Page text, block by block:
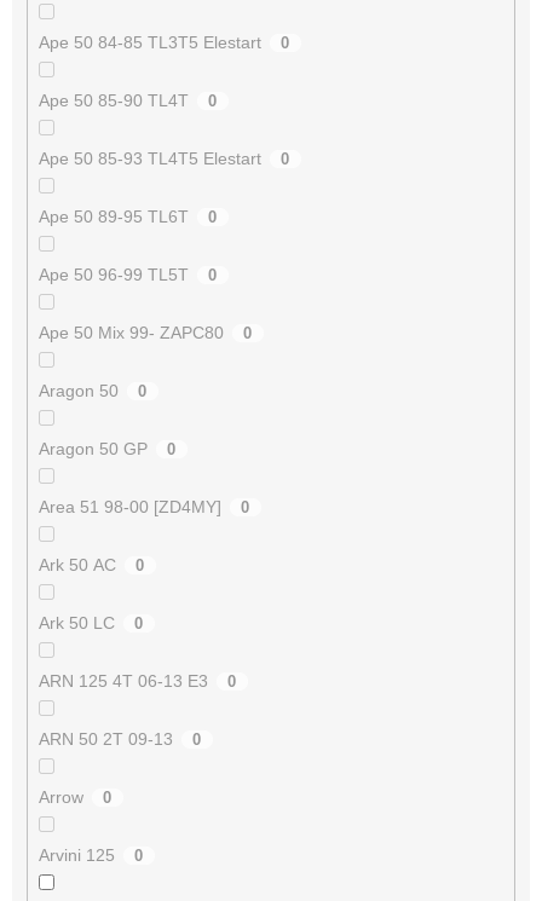
Ape 50 84-85 TL3T5 Elestart 0
Ape 50 85-90 TL4T 0
Ape 50 85-93 TL4T5 Elestart 0
Ape 50 89-95 TL6T 0
Ape 50 96-99 TL5T 0
Ape 50 Mix 99- ZAPC80 0
Aragon 50 0
Aragon 50 GP 0
Area 51 98-00 [ZD4MY] 0
Ark 50 AC 0
Ark 50 LC 0
ARN 125 4T 06-13 E3 0
ARN 50 2T 09-13 0
Arrow 0
Arvini 125 0